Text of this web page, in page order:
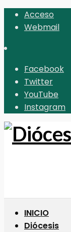
Acceso
Webmail
Facebook
Twitter
YouTube
Instagram
INICIO
Diócesis